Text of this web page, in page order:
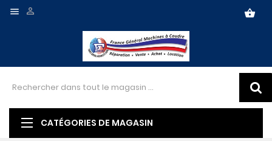
 shopping_basket

CATÉGORIES DE MAGASIN